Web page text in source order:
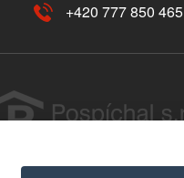
+420 777 850 465